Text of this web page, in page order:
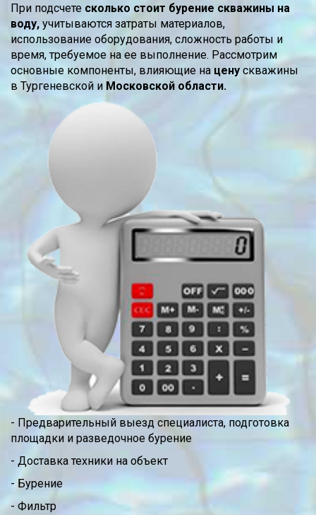
При подсчете сколько стоит бурение скважины на
воду, учитываются затраты материалов,
использование оборудования, сложность работы и
время, требуемое на ее выполнение. Рассмотрим
основные компоненты, влияющие на цену скважины
в Тургеневской и Московской области.
- Предварительный выезд специалиста, подготовка
площадки и разведочное бурение
- Доставка техники на объект
- Бурение
- Фильтр